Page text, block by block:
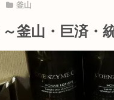
釜山
釜山・巨済・